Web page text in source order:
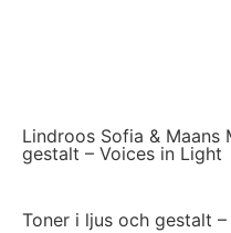
Lindroos Sofia & Maans
gestalt – Voices in Light
Toner i ljus och gestalt